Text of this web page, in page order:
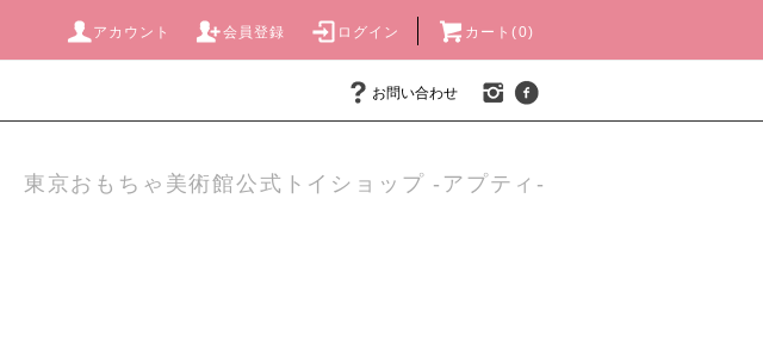
アカウント 会員登録 ログイン カート(0)
お問い合わせ
東京おもちゃ美術館公式トイショップ -アプティ-